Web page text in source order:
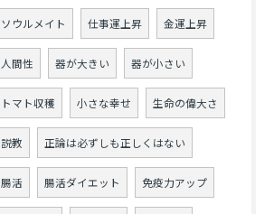
ソウルメイト 仕事運上昇 金運上昇
人間性 器が大きい 器が小さい
トマト収穫 小さな幸せ 生命の偉大さ
説教 正論は必ずしも正しくはない
腸活 腸活ダイエット 免疫力アップ